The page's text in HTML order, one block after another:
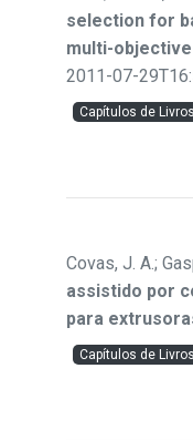
selection for
multi-
2011-07-
Capítulos de Livros
Covas, J. A.;
assistido por
para
Capítulos de Livros